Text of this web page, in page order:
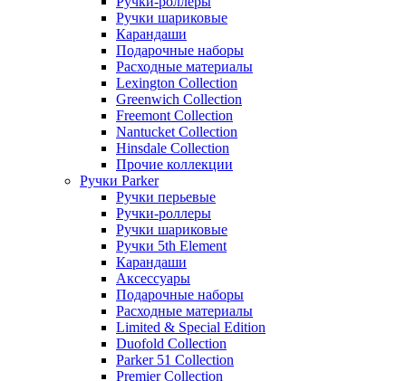
Ручки шариковые
Карандаши
Подарочные наборы
Расходные материалы
Lexington Collection
Greenwich Collection
Freemont Collection
Nantucket Collection
Hinsdale Collection
Прочие коллекции
Ручки Parker
Ручки перьевые
Ручки-роллеры
Ручки шариковые
Ручки 5th Element
Карандаши
Аксессуары
Подарочные наборы
Расходные материалы
Limited & Special Edition
Duofold Collection
Parker 51 Collection
Premier Collection